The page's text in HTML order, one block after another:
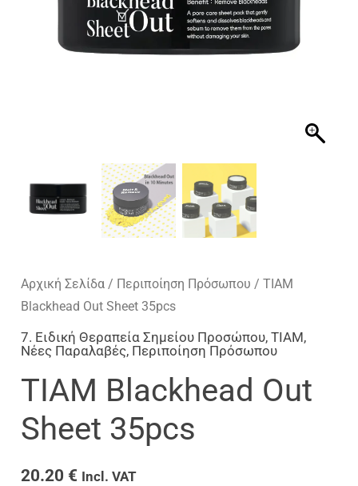
Αρχική Σελίδα / Περιποίηση Πρόσωπου / TIAM
Blackhead Out Sheet 35pcs
7. Ειδική Θεραπεία Σημείου Προσώπου,TIAM,
Νέες Παραλαβές, Περιποίηση Πρόσωπου
TIAM Blackhead Out
Sheet 35pcs
20.20 € Incl. VAT